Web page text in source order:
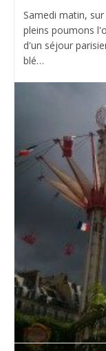
Samedi matin,
pleins poumons
d'un séjour
blé…